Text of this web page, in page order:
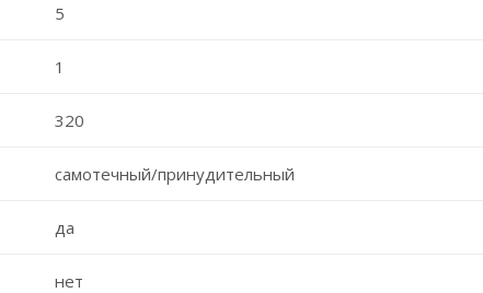
5
1
320
самотечный/принудительный
да
нет